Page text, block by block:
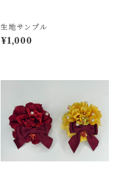
生地サンプル
¥1,000